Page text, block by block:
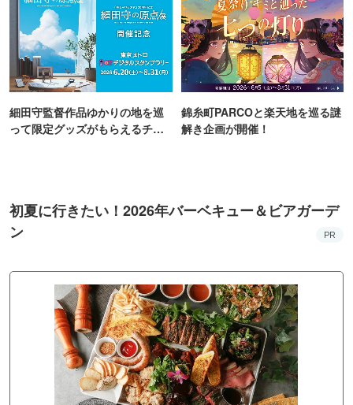
細田守監督作品ゆかりの地を巡
って限定グッズがもらえるチャ
錦糸町PARCOと楽天地を巡る謎
解き企画が開催！
初夏に行きたい！2026年バーベキュー＆ビアガーデ
ン
PR